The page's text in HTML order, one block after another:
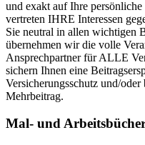
und exakt auf Ihre
vertreten IHRE Interessen
Sie neutral in allen wichtigen
übernehmen wir die volle
Ansprechpartner für ALLE
sichern Ihnen eine
Versicherungsschutz und/oder
Mehrbeitrag.
Mal- und